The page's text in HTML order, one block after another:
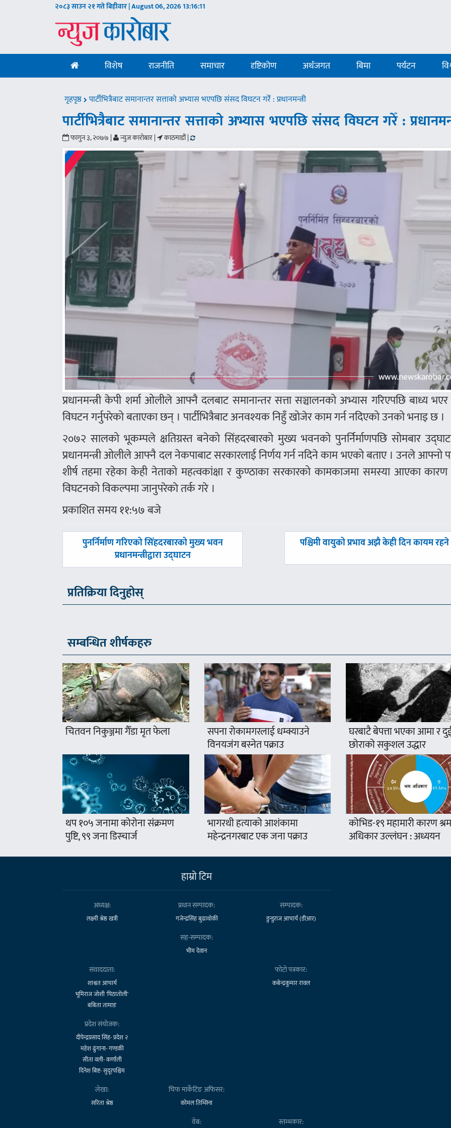
२०८३ साउन २१ गते बिहीवार | August 06, 202613:16:12
विशेष राजनीति समाचार दृष्टिकोण अर्थजगत बिमा पर्यटन
गृहपृष्ठ पार्टीभित्रैबाट समानान्तर सत्ताको अभ्यास भएपछि संसद विघटन गरेँ : प्रधानमन्त्री
पार्टीभित्रैबाट समानान्तर सत्ताको अभ्यास भएपछि संसद विघटन गरेँ :
फागुन ३, २०७७ | न्युज कारोबार | काठमाडौं |
प्रधानमन्त्री केपी शर्मा ओलीले आफ्नै दलबाट समानान्तर सत्ता सञ्चालनको अभ्यास गरिएपछि बाध्य
विघटन गर्नुपरेको बताएका छन् । पार्टीभित्रैबाट अनवश्यक निहुँ खोजेर काम गर्न नदिएको उनको भनाइ छ ।
२०७२ सालको भूकम्पले क्षतिग्रस्त बनेको सिंहदरबारको मुख्य भवनको पुनर्निर्माणपछि सोमबार
प्रधानमन्त्री ओलीले आफ्नै दल नेकपाबाट सरकारलाई निर्णय गर्न नदिने काम भएको बताए । उनले आफ्नो
शीर्ष तहमा रहेका केही नेताको महत्वकांक्षा र कुण्ठाका सरकारको कामकाजमा समस्या आएका
विघटनको विकल्पमा जानुपरेकाे तर्क गरे ।
प्रकाशित समय ११:५७ बजे
पछिल्लाे
पुनर्निर्माण गरिएको सिंहदरबारको मुख्य भवन
प्रधानमन्त्रीद्वारा उद्घाटन
अघिल्लाे
पश्चिमी वायुको प्रभाव अझै केही दिन कायम रहने
प्रतिक्रिया दिनुहोस्
सम्बन्धित शीर्षकहरु
चितवन निकुञ्जमा गैँडा मृत फेला सपना रोकामगरलाई धम्क्याउने
विनयजंग बस्नेत पक्राउ
घरबाटै बेपत्ता भएका आमा र
छोराको सकुशल उद्धार
थप १०५ जनामा कोरोना संक्रमण
पुष्टि, ९९ जना डिस्चार्ज
भागरथी हत्याको आशंकामा
महेन्द्रनगरबाट एक जना पक्राउ
कोभिड-१९ महामारी कारण श्रम
अधिकार उल्लंघन : अध्ययन
हाम्राे टिम
अध्यक्ष:
लक्ष्मी श्रेष्ठ खत्री
प्रधान सम्पादक:
गजेन्द्रसिंह बुढाथोकी
सम्पादक:
डुन्डुराज आचार्य (डीआर)
सह-सम्पादक:
भीम देवान
संवाददाता:
शाश्वत आचार्य
भूमिराज जोशी 'पिठातोली'
बबिता तामाङ
फोटो पत्रकार:
कबेन्द्रकुमार रावल
प्रदेश संयोजक:
दीपेन्द्रप्रसाद सिंह- प्रदेश २
महेश ढुंगाना- गण्डकी
सीता वली- कर्णाली
दिनेश बिष्ट- सुदूरपश्चिम
लेखा:
सरिता श्रेष्ठ
चिफ मार्केटिङ अफिसर:
कोमल तिम्सिना
वेब: स्तम्भकार: